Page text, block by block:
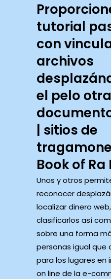
tutorial
con
archivos
el pelo
| sitios de
Book of Ra
Unos y otros
reconocer
localizar dinero
clasificarlos así­
sobre una forma
personas igual que
para los lugares en
on line de la e-